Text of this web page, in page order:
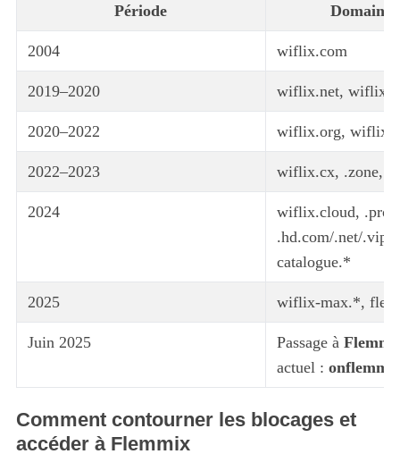
Période
2004 wiflix.com
2019–2020 wiflix.net,
2020–2022 wiflix.org,
2022–2023 wiflix.cx, .zone,
2024
wiflix.cloud,
.hd.com/.net/
catalogue.*
2025 wiflix-max.*,
Juin 2025 Passage à
actuel :
Comment contourner les blocages et
accéder à Flemmix